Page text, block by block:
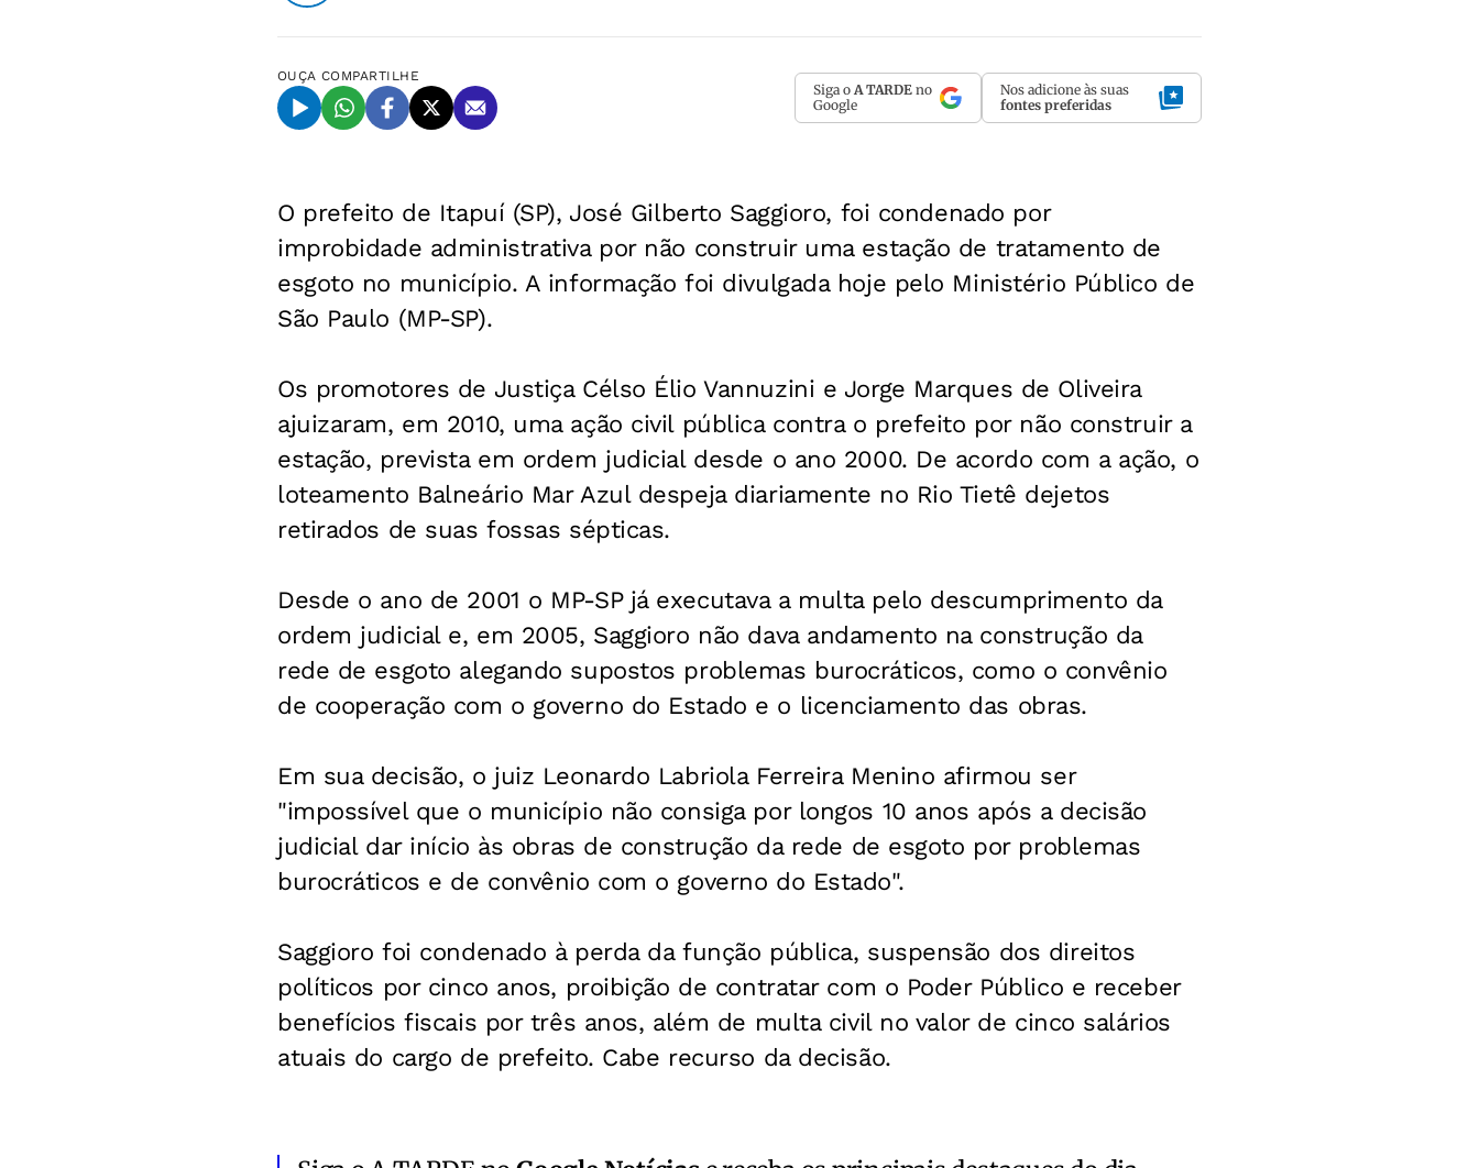
OUÇA COMPARTILHE
Siga o A TARDE no
Google
Nos adicione às suas
fontes preferidas
O prefeito de Itapuí (SP), José Gilberto Saggioro, foi condenado por
improbidade administrativa por não construir uma estação de tratamento de
esgoto no município. A informação foi divulgada hoje pelo Ministério Público de
São Paulo (MP-SP).
Os promotores de Justiça Célso Élio Vannuzini e Jorge Marques de Oliveira
ajuizaram, em 2010, uma ação civil pública contra o prefeito por não construir a
estação, prevista em ordem judicial desde o ano 2000. De acordo com a ação, o
loteamento Balneário Mar Azul despeja diariamente no Rio Tietê dejetos
retirados de suas fossas sépticas.
Desde o ano de 2001 o MP-SP já executava a multa pelo descumprimento da
ordem judicial e, em 2005, Saggioro não dava andamento na construção da
rede de esgoto alegando supostos problemas burocráticos, como o convênio
de cooperação com o governo do Estado e o licenciamento das obras.
Em sua decisão, o juiz Leonardo Labriola Ferreira Menino afirmou ser
"impossível que o município não consiga por longos 10 anos após a decisão
judicial dar início às obras de construção da rede de esgoto por problemas
burocráticos e de convênio com o governo do Estado".
Saggioro foi condenado à perda da função pública, suspensão dos direitos
políticos por cinco anos, proibição de contratar com o Poder Público e receber
benefícios fiscais por três anos, além de multa civil no valor de cinco salários
atuais do cargo de prefeito. Cabe recurso da decisão.